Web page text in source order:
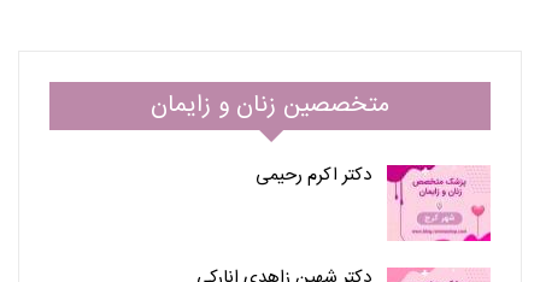
متخصصین زنان و زایمان
دکتر اکرم رحیمی